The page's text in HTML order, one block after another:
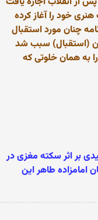
هنری خود را آغاز کرده
چنان مورد استقبال
(استقبال) سبب شد
را به همان خلوتی که
۱۴ آبان‌ماه ۱۳۸۴ خورشیدی بر اثر سکته مغزی در
امامزاده طاهر این